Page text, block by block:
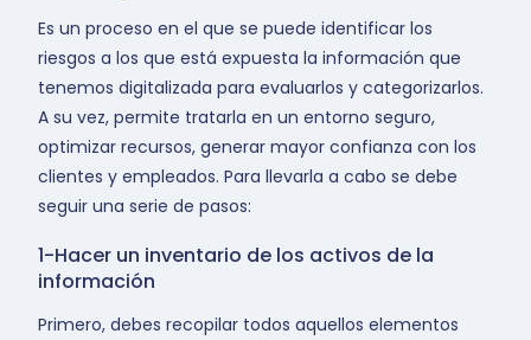
Es un proceso en el que se puede identificar los
riesgos a los que está expuesta la información que
tenemos digitalizada para evaluarlos y categorizarlos.
A su vez, permite tratarla en un entorno seguro,
optimizar recursos, generar mayor confianza con los
clientes y empleados. Para llevarla a cabo se debe
seguir una serie de pasos:
1-Hacer un inventario de los activos de la
información
Primero, debes recopilar todos aquellos elementos